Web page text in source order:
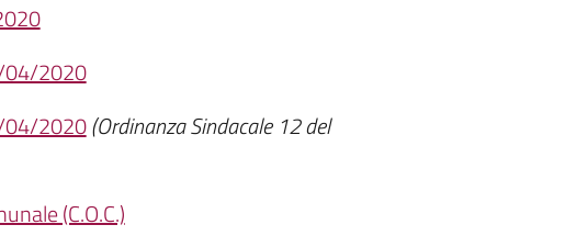
04/2020
04/2020(Ordinanza Sindacale 12 del
(C.O.C.)